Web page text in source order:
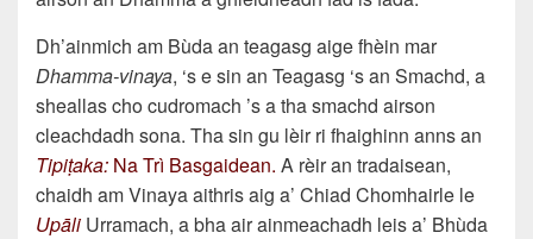
Dh’ainmich am Bùda an teagasg aige fhèin mar
Dhamma-vinaya, ‘s e sin an Teagasg ‘s an Smachd, a
sheallas cho cudromach ’s a tha smachd airson
cleachdadh sona. Tha sin gu lèir ri fhaighinn anns an
Tipiṭaka: Na Trì Basgaidean. A rèir an tradaisean,
chaidh am Vinaya aithris aig a’ Chiad Chomhairle le
Upāli Urramach, a bha air ainmeachadh leis a’ Bhùda